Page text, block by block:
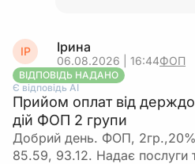
ІР Ірина
06.08.2026 | 16:44ФОП
ВІДПОВІДЬ НАДАНО
Є відповідь АІ
Прийом оплат від
дій ФОП 2 групи
Добрий день. ФОП,
85.59, 93.12. Надає послуги